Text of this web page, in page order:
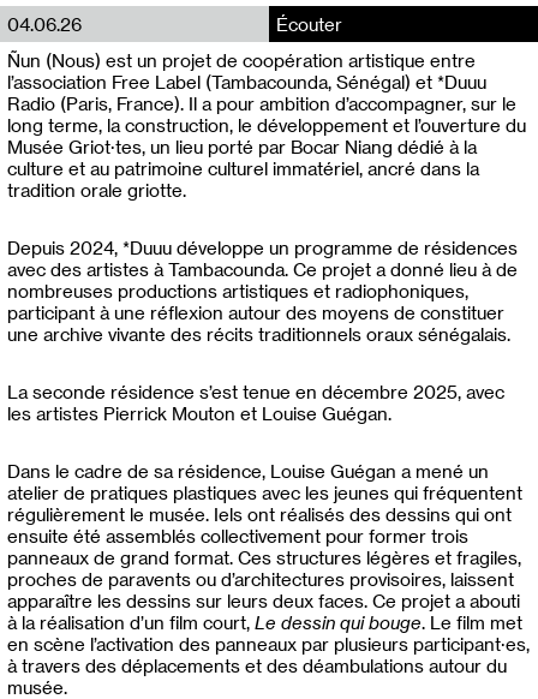
04.06.26
Écouter
Ñun (Nous) est un projet de coopération artistique entre
l’association Free Label (Tambacounda, Sénégal) et *Duuu
Radio (Paris, France). Il a pour ambition d’accompagner, sur le
long terme, la construction, le développement et l’ouverture du
Musée Griot·tes, un lieu porté par Bocar Niang dédié à la
culture et au patrimoine culturel immatériel, ancré dans la
tradition orale griotte.
Depuis 2024, *Duuu développe un programme de résidences
avec des artistes à Tambacounda. Ce projet a donné lieu à de
nombreuses productions artistiques et radiophoniques,
participant à une réflexion autour des moyens de constituer
une archive vivante des récits traditionnels oraux sénégalais.
La seconde résidence s’est tenue en décembre 2025, avec
les artistes Pierrick Mouton et Louise Guégan.
Dans le cadre de sa résidence, Louise Guégan a mené un
atelier de pratiques plastiques avec les jeunes qui fréquentent
régulièrement le musée. Iels ont réalisés des dessins qui ont
ensuite été assemblés collectivement pour former trois
panneaux de grand format. Ces structures légères et fragiles,
proches de paravents ou d’architectures provisoires, laissent
apparaître les dessins sur leurs deux faces. Ce projet a abouti
à la réalisation d’un film court, Le dessin qui bouge. Le film met
en scène l’activation des panneaux par plusieurs participant·es,
à travers des déplacements et des déambulations autour du
musée.